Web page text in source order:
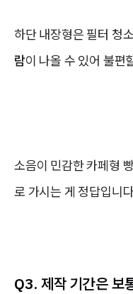
하단 내장형은 필터 청
람이 나올 수 있어 불편
소음이 민감한 카페형
로 가시는 게 정답입니
Q3. 제작 기간은 보